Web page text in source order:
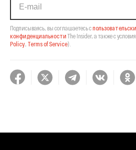
Подписываясь, вы соглашаетесь с
конфиденциальности The Insider, а также с
Policy, Terms of Service).